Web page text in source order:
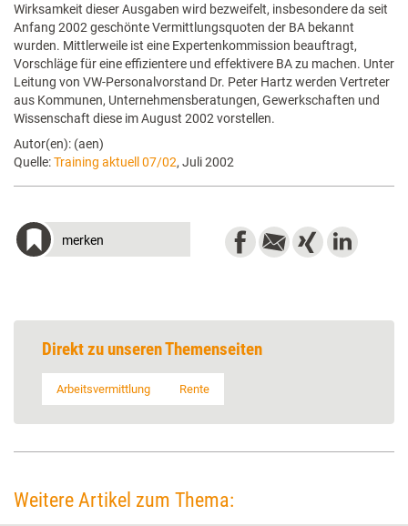
Wirksamkeit dieser Ausgaben wird bezweifelt, insbesondere da seit
Anfang 2002 geschönte Vermittlungsquoten der BA bekannt
wurden. Mittlerweile ist eine Expertenkommission beauftragt,
Vorschläge für eine effizientere und effektivere BA zu machen. Unter
Leitung von VW-Personalvorstand Dr. Peter Hartz werden Vertreter
aus Kommunen, Unternehmensberatungen, Gewerkschaften und
Wissenschaft diese im August 2002 vorstellen.
Autor(en): (aen)
Quelle:Training aktuell 07/02, Juli 2002
merken
Direkt zu unseren Themenseiten
Arbeitsvermittlung Rente
Weitere Artikel zum Thema: